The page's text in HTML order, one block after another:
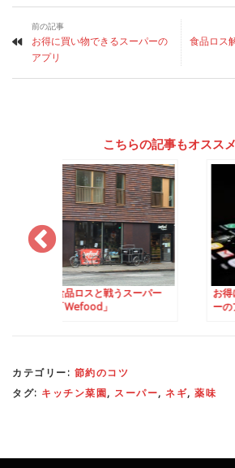
前の記事
お得に買い物できるスーパーの
アプリ
食品ロス
こちらの記事もオスス
お得に買い物できるスーパ
カテゴリー: 節約のコツ
タグ: キッチン菜園, スーパー, ネギ, 薬味